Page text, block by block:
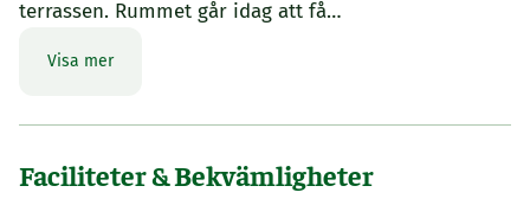
terrassen. Rummet går idag att få…
Visa mer
Faciliteter & Bekvämligheter